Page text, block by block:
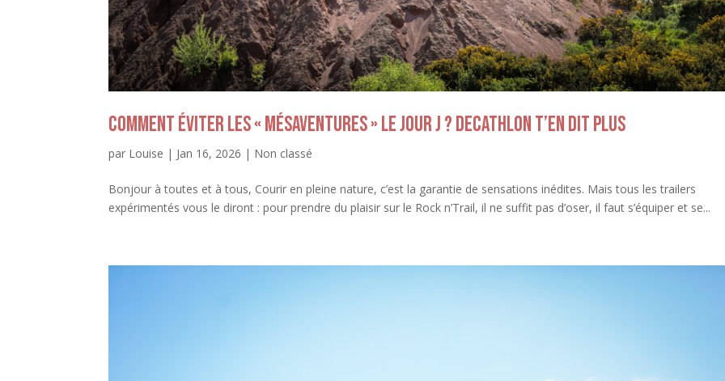
Comment éviter les « mésaventures » le jour J ? Decathlon t’en dit plus
par Louise | Jan 16, 2026 | Non classé
Bonjour à toutes et à tous, Courir en pleine nature, c’est la garantie de sensations inédites. Mais tous les trailers
expérimentés vous le diront : pour prendre du plaisir sur le Rock n’Trail, il ne suffit pas d’oser, il faut s’équiper et se...